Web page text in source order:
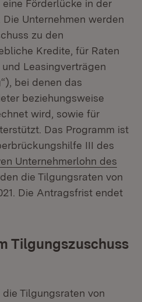
Förderlücke in der
Unternehmen werden
zu den
Kredite, für Raten
Leasingverträgen
bei denen das
beziehungsweise
wird, sowie für
Das Programm ist
III des
Unternehmerlohn des
die Tilgungsraten von
Die Antragsfrist endet
Tilgungszuschuss
Tilgungsraten von